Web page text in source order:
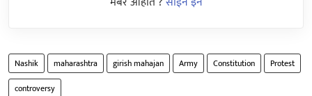
Nashik maharashtra girish mahajan Army Constitution
Protest
controversy